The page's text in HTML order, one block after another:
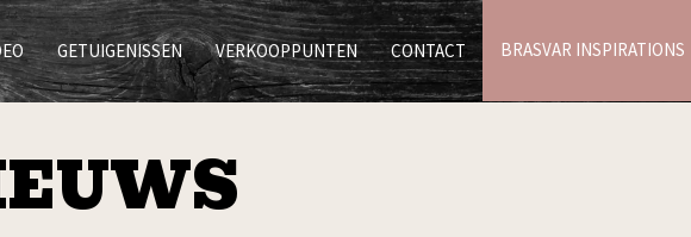
BRASVAR INSPIRATIONS
GETUIGENISSEN VERKOOPPUNTEN CONTACT